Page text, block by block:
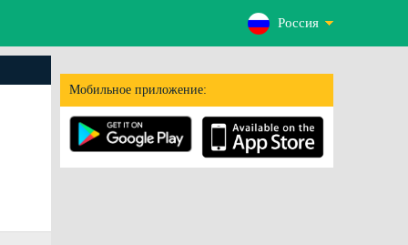
Россия
Мобильное приложение: